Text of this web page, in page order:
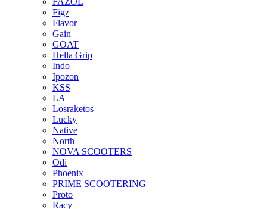
Figz
Flavor
Gain
GOAT
Hella Grip
Indo
Ipozon
KSS
LA
Losraketos
Lucky
Native
North
NOVA SCOOTERS
Odi
Phoenix
PRIME SCOOTERING
Proto
Racy